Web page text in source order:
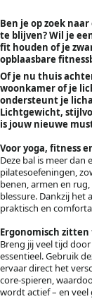
Ben je op zoek
te blijven? Wil je
fit houden of je
opblaasbare
Of je nu thuis
woonkamer of je
ondersteunt je
Lichtgewicht,
is jouw nieuwe
Voor yoga, fitness
Deze bal is meer dan
pilatesoefeningen,
benen, armen en
blessure. Dankzij het
praktisch en
Ergonomisch
Breng jij veel tijd
essentieel. Gebruik
ervaar direct het
core-spieren,
wordt actief – en veel